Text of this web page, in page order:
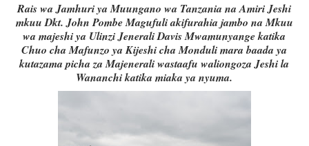
Rais wa Jamhuri ya Muungano wa Tanzania na Amiri Jeshi
mkuu Dkt. John Pombe Magufuli akifurahia jambo na Mkuu
wa majeshi ya Ulinzi Jenerali Davis Mwamunyange katika
Chuo cha Mafunzo ya Kijeshi cha Monduli mara baada ya
kutazama picha za Majenerali wastaafu waliongoza Jeshi la
Wananchi katika miaka ya nyuma.